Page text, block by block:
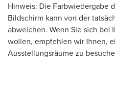
Hinweis: Die Farbwiedergabe
Bildschirm kann von der
abweichen. Wenn Sie sich bei
wollen, empfehlen wir Ihnen,
Ausstellungsräume zu